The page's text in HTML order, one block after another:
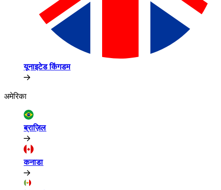
यूनाइटेड किंगडम​​
अमेरिका​​
ब्राज़िल​​
कनाडा​​